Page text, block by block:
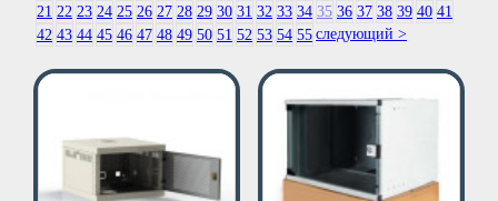
21 22 23 24 25 26 27 28 29 30 31 32 33 34 35 36 37 38 39 40 41
42 43 44 45 46 47 48 49 50 51 52 53 54 55 следующий >